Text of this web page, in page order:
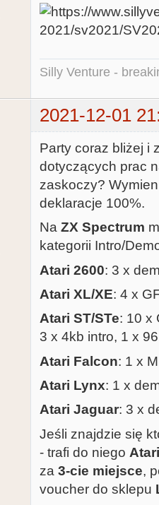
Silly Venture -
2021-12-01
Party coraz bliżej i
dotyczących prac
zaskoczy?
deklaracje 100%.
Na ZX Spectrum
kategorii Intro/
Atari 2600: 3 x
Atari XL/XE: 4 x
Atari ST/STe: 10 x
3 x 4kb intro, 1 x
Atari Falcon: 1 x
Atari Lynx: 1 x
Atari Jaguar: 3 x
Jeśli znajdzie się
- trafi do niego
za 3-cie miejsce,
voucher do sklepu